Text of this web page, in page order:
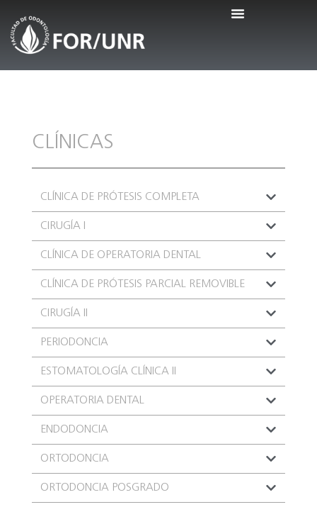
CLÍNICAS
CLÍNICA DE PRÓTESIS COMPLETA
CIRUGÍA I
CLÍNICA DE OPERATORIA DENTAL
CLÍNICA DE PRÓTESIS PARCIAL REMOVIBLE
CIRUGÍA II
PERIODONCIA
ESTOMATOLOGÍA CLÍNICA II
OPERATORIA DENTAL
ENDODONCIA
ORTODONCIA
ORTODONCIA POSGRADO